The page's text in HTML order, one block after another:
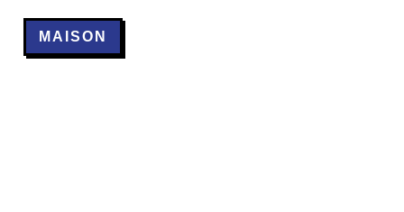
MAISON